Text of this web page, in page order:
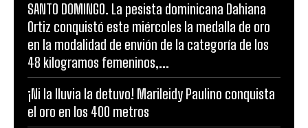
SANTO DOMINGO. La pesista dominicana Dahiana
Ortiz conquistó este miércoles la medalla de oro
en la modalidad de envión de la categoría de los
48 kilogramos femeninos,...
¡Ni la lluvia la detuvo! Marileidy Paulino conquista
el oro en los 400 metros